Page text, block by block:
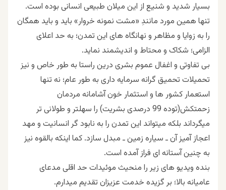
بسیار شدید و شنیع از این میلان طبیعی انسانی بوده است.
تنها همین مورد مانندِ «مشت نمونه خروار» باید و باید همگان
را به زوایا و مظاهر و نهانگاه های این تمدن؛ به حد اعلای
الزامی؛ شکاک و محتاط و اندیشمند نماید.
بی تفاوتی و اغفال عموم بشری درین راستا به طور خاص و نیز
تحمیلات تحمیق گرانه سرمایه داری به طور عام؛ نه تنها
استعمار کشور ها و استثمار خون آشامانه مردمان
زحمتکش(توده 99 درصدی بشریت) را سهلتر و طولانی تر
میگرداند بلکه میتواند این تمدن را به نابود گر انسانیت و مهد
اعجاز آمیز آن ـ سیاره زمین ـ مبدل سازد. کما اینکه بالقوه نیز
به چنین آستانه ای فراز آمده است.
بنده ویدیو های زیر را منحیث موئیدات حد اقلی مدعای
عامیانه بالا؛ بر گزیده خدمت عزیزان تقدیم میدارم.